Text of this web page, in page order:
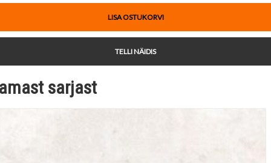
LISA OSTUKORVI
TELLI NÄIDIS
sarjast